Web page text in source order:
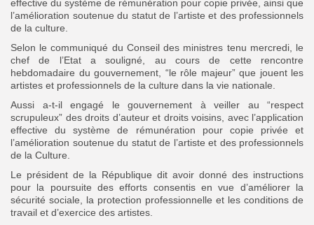
effective du système de rémunération pour copie privée, ainsi que
l’amélioration soutenue du statut de l’artiste et des professionnels
de la culture.
Selon le communiqué du Conseil des ministres tenu mercredi, le
chef de l’Etat a souligné, au cours de cette rencontre
hebdomadaire du gouvernement, “le rôle majeur” que jouent les
artistes et professionnels de la culture dans la vie nationale.
Aussi a-t-il engagé le gouvernement à veiller au “respect
scrupuleux” des droits d’auteur et droits voisins, avec l’application
effective du système de rémunération pour copie privée et
l’amélioration soutenue du statut de l’artiste et des professionnels
de la Culture.
Le président de la République dit avoir donné des instructions
pour la poursuite des efforts consentis en vue d’améliorer la
sécurité sociale, la protection professionnelle et les conditions de
travail et d’exercice des artistes.